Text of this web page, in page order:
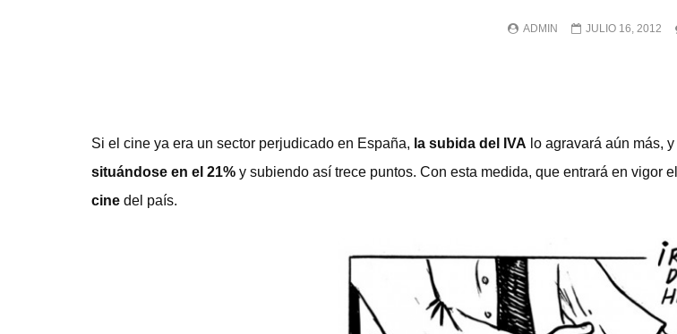
ADMIN JULIO 16, 2012
Si el cine ya era un sector perjudicado en España, la subida del IVA lo agravará aún más,
situándose en el 21% y subiendo así trece puntos. Con esta medida, que entrará en vigor
cine del país.